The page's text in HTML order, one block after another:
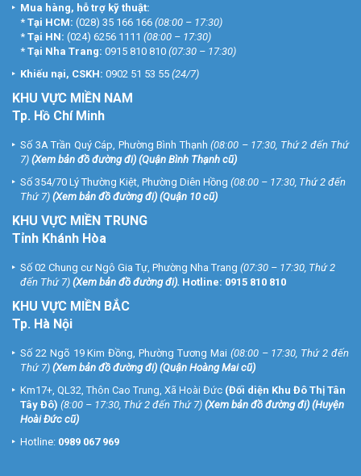
Mua hàng, hỗ trợ kỹ thuật:
* Tại HCM: (028) 35 166 166 (08:00 – 17:30)
* Tại HN: (024) 6256 1111 (08:00 – 17:30)
* Tại Nha Trang: 0915 810 810 (07:30 – 17:30)
Khiếu nại, CSKH: 0902 51 53 55 (24/7)
KHU VỰC MIỀN NAM
Tp. Hồ Chí Minh
Số 3A Trần Quý Cáp, Phường Bình Thạnh (08:00 – 17:30, Thứ 2 đến Thứ
7) (Xem bản đồ đường đi) (Quận Bình Thạnh cũ)
Số 354/70 Lý Thường Kiệt, Phường Diên Hồng (08:00 – 17:30, Thứ 2 đến
Thứ 7) (Xem bản đồ đường đi) (Quận 10 cũ)
KHU VỰC MIỀN TRUNG
Tỉnh Khánh Hòa
Số 02 Chung cư Ngô Gia Tự, Phường Nha Trang (07:30 – 17:30, Thứ 2
đến Thứ 7) (Xem bản đồ đường đi). Hotline: 0915 810 810
KHU VỰC MIỀN BẮC
Tp. Hà Nội
Số 22 Ngõ 19 Kim Đồng, Phường Tương Mai (08:00 – 17:30, Thứ 2 đến
Thứ 7) (Xem bản đồ đường đi) (Quận Hoàng Mai cũ)
Km17+, QL32, Thôn Cao Trung, Xã Hoài Đức (Đối diện Khu Đô Thị Tân
Tây Đô) (8:00 – 17:30, Thứ 2 đến Thứ 7) (Xem bản đồ đường đi) (Huyện
Hoài Đức cũ)
Hotline: 0989 067 969